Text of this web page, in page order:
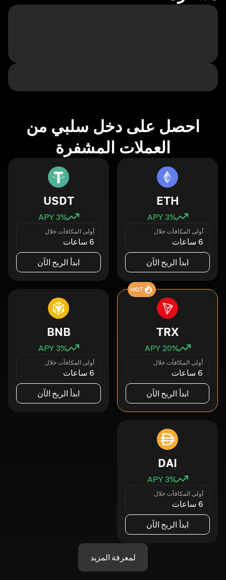
احصل على دخل سلبي من
العملات المشفرة
ETH
3% APY
أولى المكافآت خلال
6 ساعات
ابدأ الربح الآن
USDT
3% APY
أولى المكافآت خلال
6 ساعات
ابدأ الربح الآن
HOT
TRX
20% APY
أولى المكافآت خلال
6 ساعات
ابدأ الربح الآن
BNB
3% APY
أولى المكافآت خلال
6 ساعات
ابدأ الربح الآن
DAI
3% APY
أولى المكافآت خلال
6 ساعات
ابدأ الربح الآن
لمعرفة المزيد